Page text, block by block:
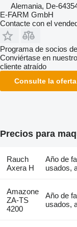
Alemania, De-
E-FARM GmbH
Contacte con el
Programa de socios
Conviértase en
cliente atraído
Consulte la oferta
Precios para
Rauch
Axera H
Año de
usados,
Amazone
ZA-TS
4200
Año de
usados,